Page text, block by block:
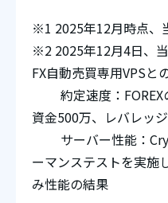
※1 2025年12月時点、
※2 2025年12月4日、
FX自動売買専用VPSと
約定速度：FOREX
資金500万、レバレッ
サーバー性能：
ーマンステストを実施
み性能の結果